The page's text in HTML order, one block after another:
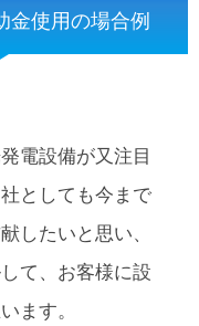
金使用の場合例
電設備が又注目
としても今まで
したいと思い、
て、お客様に設
ます。